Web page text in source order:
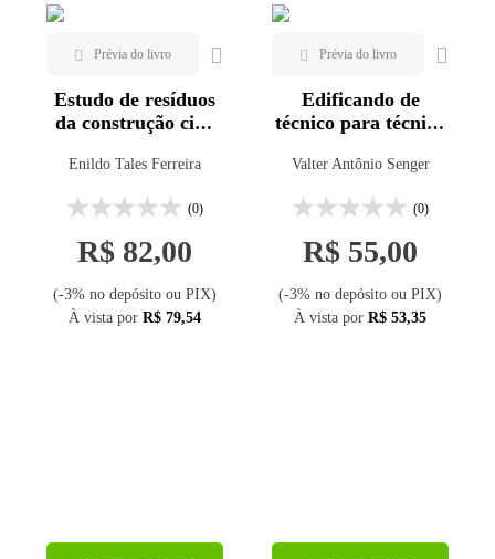
Estudo de resíduos
da construção civil
estrutural aplicado
em lajes pré-
moldadas
Enildo Tales Ferreira
(0)
R$ 82,00
(-3% no depósito ou PIX)
À vista por R$ 79,54
Edificando de
técnico para técnico
Valter Antônio Senger
(0)
R$ 55,00
(-3% no depósito ou PIX)
À vista por R$ 53,35